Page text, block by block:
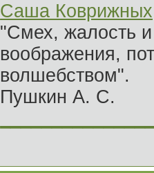
Саша Коврижных
"Смех, жалость
воображения,
волшебством".
Пушкин А. С.